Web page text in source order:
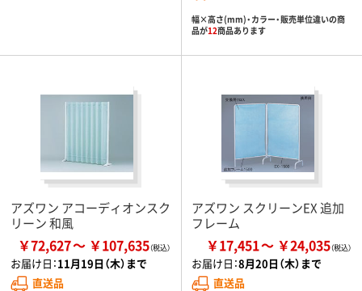
幅×高さ(mm)・カラー・販売単位違いの商
品が12商品あります
アズワン アコーディオンスク
リーン 和風
￥72,627 ￥107,635
お届け日：11月19日（木）まで
直送品
アズワン スクリーンEX 追加
フレーム
￥17,451 ￥24,035
お届け日：8月20日（木）まで
直送品